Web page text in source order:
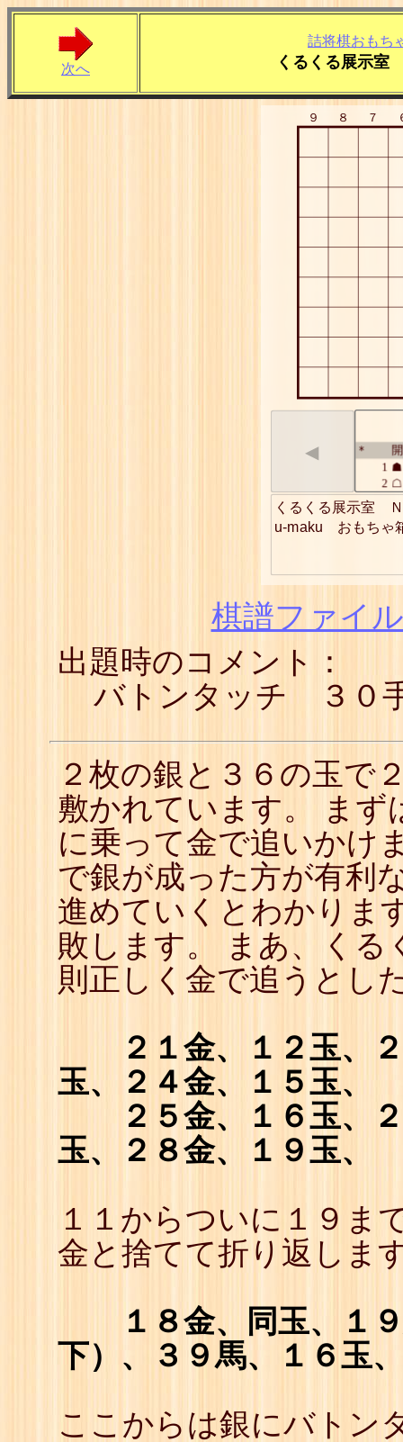
次へ
詰将棋おもち
くるくる展示
９ ８ ７
◀ *
1 ☗
2 ☖
☗
5☗
8 ☖
10
11☗
14☖
15☗
19☗
20☖
21 ☗
☖
23☗
24☖
25☗
26☖
27☗
☖
30
31☗
32 ☖
くるくる展示室　
u-maku　おもちゃ
棋譜ファイ
出題時のコメント：
バトンタッチ ３０
２枚の銀と３６の玉で
敷かれています。 まず
に乗って金で追いかけ
で銀が成った方が有
進めていくとわかりま
敗します。 まあ、くる
則正しく金で追うとし
２１金、１２玉、
玉、２４金、１５玉、
２５金、１６玉、
玉、２８金、１９玉、
１１からついに１９ま
金と捨てて折り返しま
１８金、同玉、１
下）、３９馬、１６玉、
ここからは銀にバトン